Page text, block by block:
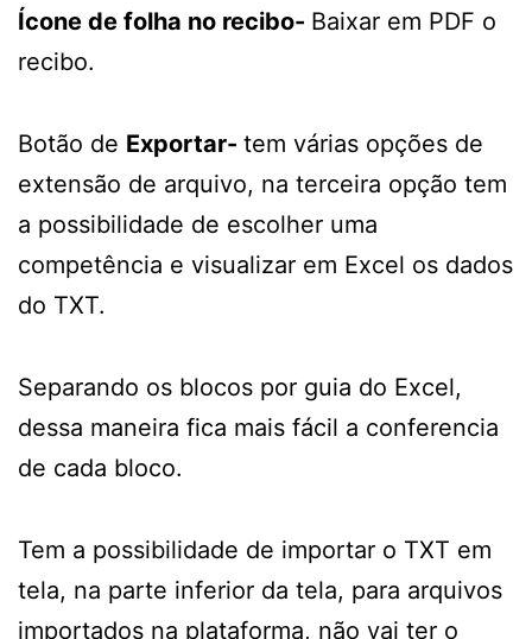
Ícone de folha no recibo- Baixar em PDF o
recibo.
Botão de Exportar- tem várias opções de
extensão de arquivo, na terceira opção tem
a possibilidade de escolher uma
competência e visualizar em Excel os dados
do TXT.
Separando os blocos por guia do Excel,
dessa maneira fica mais fácil a conferencia
de cada bloco.
Tem a possibilidade de importar o TXT em
tela, na parte inferior da tela, para arquivos
importados na plataforma, não vai ter o